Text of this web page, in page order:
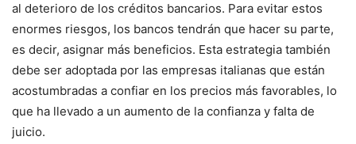
al deterioro de los créditos bancarios. Para evitar estos
enormes riesgos, los bancos tendrán que hacer su parte,
es decir, asignar más beneficios. Esta estrategia también
debe ser adoptada por las empresas italianas que están
acostumbradas a confiar en los precios más favorables, lo
que ha llevado a un aumento de la confianza y falta de
juicio.